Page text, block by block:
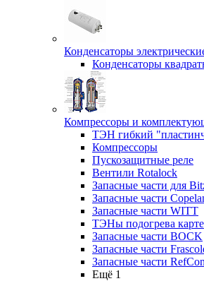
Конденсаторы
Конденсаторы
Компрессоры и
ТЭН гибкий
Компрессоры
Пускозащитные реле
Вентили Rotalock
Запасные части для
Запасные части
Запасные части WITT
ТЭНы подогрева
Запасные части BOCK
Запасные части
Запасные части
Ещё 1